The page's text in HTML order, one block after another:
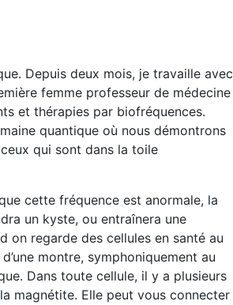
Depuis deux mois, je travaille avec
femme professeur de médecine
et thérapies par biofréquences.
quantique où nous démontrons
qui sont dans la toile
cette fréquence est anormale, la
un kyste, ou entraînera une
on regarde des cellules en santé au
montre, symphoniquement au
Dans toute cellule, il y a plusieurs
magnétite. Elle peut vous connecter